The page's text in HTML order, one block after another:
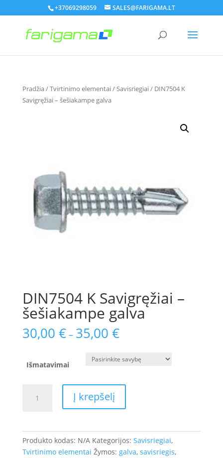
+37069298059 SALES@FARIGAMA.LT
Pradžia/Tvirtinimo elementai/Savisriegiai/ DIN7504 K
Savigręžiai – šešiakampe galva
DIN7504 K Savigręžiai –
šešiakampe galva
30,00 €– 35,00 €
Išmatavimai
kiekis:
Savigręžiai
Į krepšelį
Produkto kodas: N/A Kategorijos: Savisriegiai,
Tvirtinimo elementai Žymos: galva, savisriegis,